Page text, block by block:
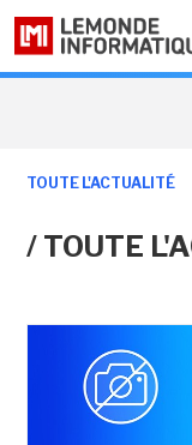
TOUTE L'ACTUALITÉ
/ TOUTE